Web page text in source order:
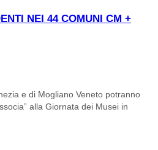
NEI 44 COMUNI CM +
e di Mogliano Veneto potranno
alla Giornata dei Musei in